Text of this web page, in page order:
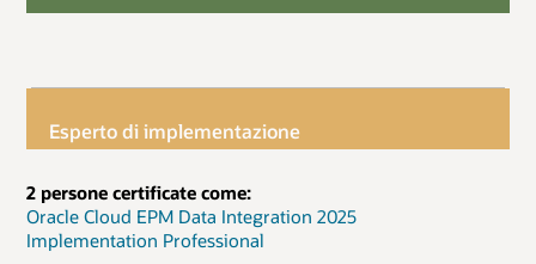
Esperto di implementazione
2 persone certificate come:
Oracle Cloud EPM Data Integration 2025
Implementation Professional